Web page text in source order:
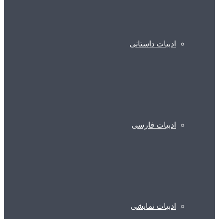
ادبیات داستانی
ادبیات فارسی
ادبیات نمایشی